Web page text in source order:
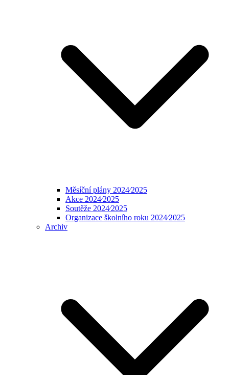
Měsíční plány 2024⁄2025
Akce 2024⁄2025
Soutěže 2024⁄2025
Organizace školního roku 2024⁄2025
Archiv